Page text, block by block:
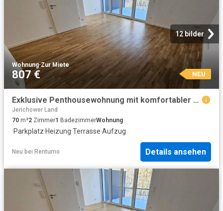
12 bilder
Wohnung·Zur Miete
807 € NEU
Exklusive Penthousewohnung mit komfortabler Dachterrasse|Aufzug|Stellplatz|Tageslichtbad|Rollladen
Jerichower Land
70 m²2 Zimmer1 BadezimmerWohnung
·Parkplatz·Heizung·Terrasse·Aufzug
Neu bei Rentumo Details ansehen